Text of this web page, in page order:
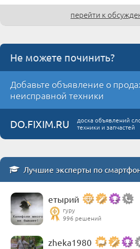
перейти к
Не можете починить?
Добавьте объявление о
неисправной техники
DO.FIXIM.RU
доска объявлений
техники и запчастей
Лучшие эксперты по
етырий
гуру
996 решений
zheka1980